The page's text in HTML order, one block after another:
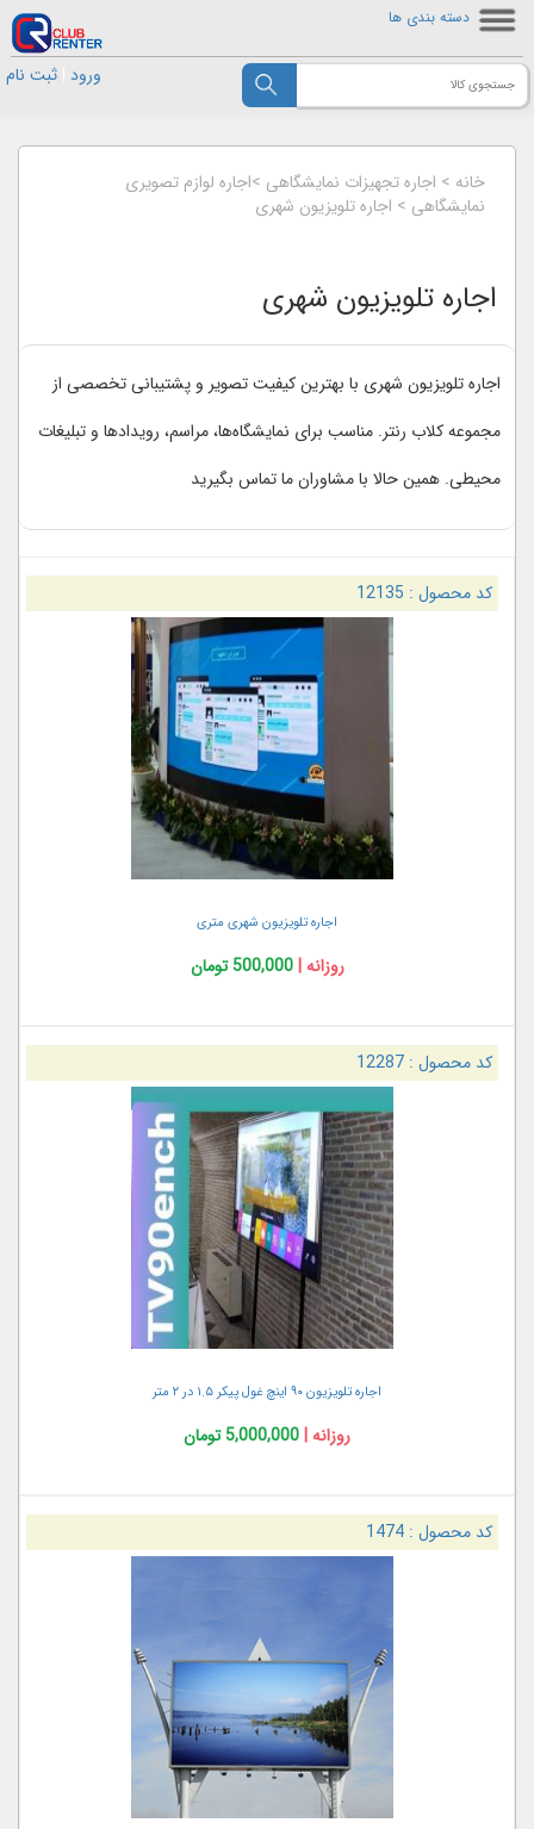
دسته بندی ها
ورود ثبت نام
خانه > اجاره تجهیزات نمایشگاهی >اجاره لوازم تصویری
نمایشگاهی > اجاره تلویزیون شهری
اجاره تلویزیون شهری
اجاره تلویزیون شهری با بهترین کیفیت تصویر و پشتیبانی تخصصی از
مجموعه کلاب رنتر. مناسب برای نمایشگاه‌ها، مراسم، رویدادها و تبلیغات
محیطی. همین حالا با مشاوران ما تماس بگیرید
کد محصول : 12135
اجاره تلویزیون شهری متری
روزانه |500,000 تومان
کد محصول :12287
اجاره تلویزیون ۹۰ اینچ غول پیکر ۱.۵ در ۲ متر
روزانه | 5,000,000 تومان
کد محصول :1474